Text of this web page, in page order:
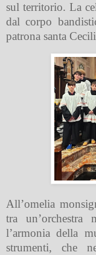
sul territorio. La
dal corpo
patrona santa
All’omelia
tra un’orchestra
l’armonia della
strumenti, che